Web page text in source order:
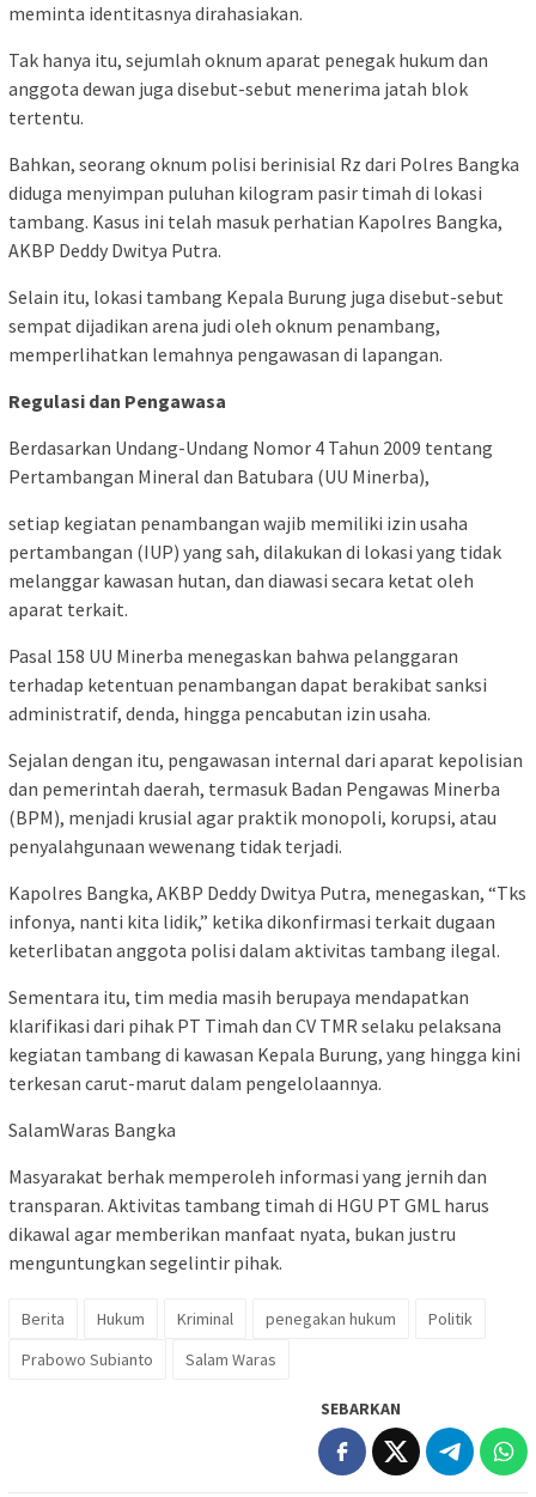
meminta identitasnya dirahasiakan.
Tak hanya itu, sejumlah oknum aparat penegak hukum dan
anggota dewan juga disebut-sebut menerima jatah blok
tertentu.
Bahkan, seorang oknum polisi berinisial Rz dari Polres Bangka
diduga menyimpan puluhan kilogram pasir timah di lokasi
tambang. Kasus ini telah masuk perhatian Kapolres Bangka,
AKBP Deddy Dwitya Putra.
Selain itu, lokasi tambang Kepala Burung juga disebut-sebut
sempat dijadikan arena judi oleh oknum penambang,
memperlihatkan lemahnya pengawasan di lapangan.
Regulasi dan Pengawasa
Berdasarkan Undang-Undang Nomor 4 Tahun 2009 tentang
Pertambangan Mineral dan Batubara (UU Minerba),
setiap kegiatan penambangan wajib memiliki izin usaha
pertambangan (IUP) yang sah, dilakukan di lokasi yang tidak
melanggar kawasan hutan, dan diawasi secara ketat oleh
aparat terkait.
Pasal 158 UU Minerba menegaskan bahwa pelanggaran
terhadap ketentuan penambangan dapat berakibat sanksi
administratif, denda, hingga pencabutan izin usaha.
Sejalan dengan itu, pengawasan internal dari aparat kepolisian
dan pemerintah daerah, termasuk Badan Pengawas Minerba
(BPM), menjadi krusial agar praktik monopoli, korupsi, atau
penyalahgunaan wewenang tidak terjadi.
Kapolres Bangka, AKBP Deddy Dwitya Putra, menegaskan, “Tks
infonya, nanti kita lidik,” ketika dikonfirmasi terkait dugaan
keterlibatan anggota polisi dalam aktivitas tambang ilegal.
Sementara itu, tim media masih berupaya mendapatkan
klarifikasi dari pihak PT Timah dan CV TMR selaku pelaksana
kegiatan tambang di kawasan Kepala Burung, yang hingga kini
terkesan carut-marut dalam pengelolaannya.
SalamWaras Bangka
Masyarakat berhak memperoleh informasi yang jernih dan
transparan. Aktivitas tambang timah di HGU PT GML harus
dikawal agar memberikan manfaat nyata, bukan justru
menguntungkan segelintir pihak.
Berita Hukum Kriminal penegakan hukum
Politik
Prabowo Subianto
Salam Waras
SEBARKAN